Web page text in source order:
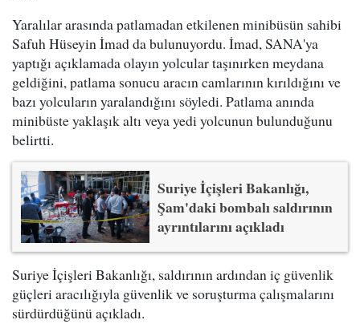
Yaralılar arasında patlamadan etkilenen minibüsün sahibi
Safuh Hüseyin İmad da bulunuyordu. İmad, SANA'ya
yaptığı açıklamada olayın yolcular taşınırken meydana
geldiğini, patlama sonucu aracın camlarının kırıldığını ve
bazı yolcuların yaralandığını söyledi. Patlama anında
minibüste yaklaşık altı veya yedi yolcunun bulunduğunu
belirtti.
Suriye İçişleri Bakanlığı,
Şam'daki bombalı saldırının
ayrıntılarını açıkladı
Suriye İçişleri Bakanlığı, saldırının ardından iç güvenlik
güçleri aracılığıyla güvenlik ve soruşturma çalışmalarını
sürdürdüğünü açıkladı.